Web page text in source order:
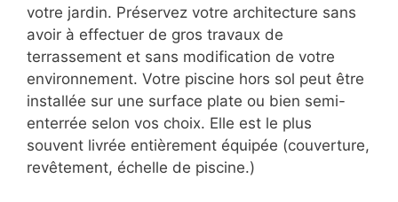
votre jardin. Préservez votre architecture sans
avoir à effectuer de gros travaux de
terrassement et sans modification de votre
environnement. Votre piscine hors sol peut être
installée sur une surface plate ou bien semi-
enterrée selon vos choix. Elle est le plus
souvent livrée entièrement équipée (couverture,
revêtement, échelle de piscine.)